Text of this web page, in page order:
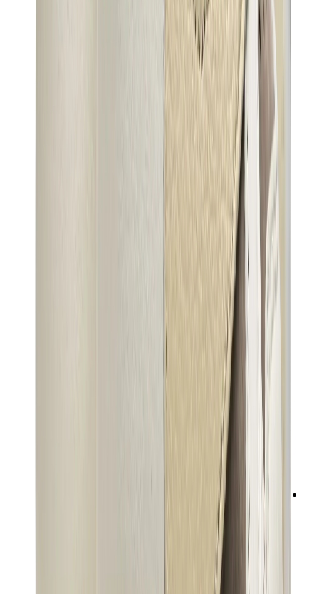
العلامات
كروم هارتس
بيرث أوف رويال تشايلد
درول دو مونسيور
دنيم تيرز
بروكن بلانت
كيث
ملابس ترافيس سكوت
فير أوف غاد × إيسنشالز
ريبرزنت
View All
تيشيرتات
إكسسوارات
نظارات شمسية
قبعات وكاب
أربطة الأحذية
منتجات العناية بالسنيكرز
عطور